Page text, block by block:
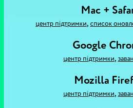
Mac +
центр підтримки, список
Google
центр підтримки,
Mozilla
центр підтримки,